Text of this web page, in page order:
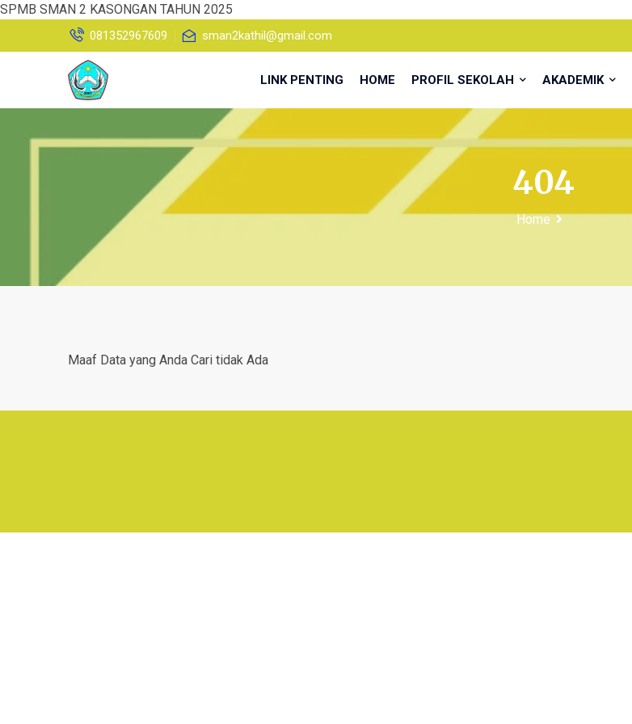
SPMB SMAN 2 KASONGAN TAHUN 2025
081352967609 sman2kathil@gmail.com
LINK PENTING HOME PROFIL SEKOLAH AKADEMIK
404
Home
Maaf Data yang Anda Cari tidak Ada